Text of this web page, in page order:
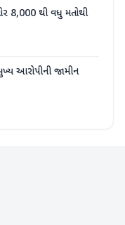
8,000 થી વધુ મતોથી
આરોપીની જામીન